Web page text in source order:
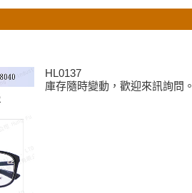
HL0137
庫存隨時變動，歡迎來訊詢問。